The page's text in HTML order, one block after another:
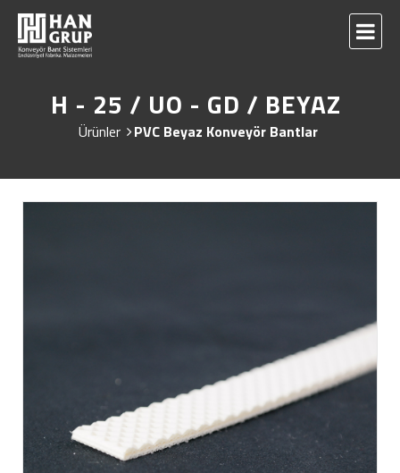
H - 25 / UO - GD / BEYAZ
Ürünler PVC Beyaz Konveyör Bantlar